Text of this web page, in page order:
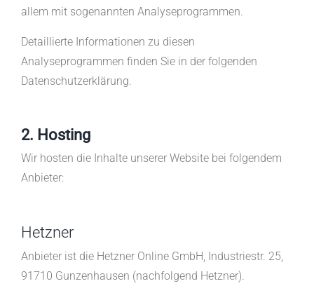
allem mit sogenannten Analyseprogrammen.
Detaillierte Informationen zu diesen
Analyseprogrammen finden Sie in der folgenden
Datenschutzerklärung.
2. Hosting
Wir hosten die Inhalte unserer Website bei folgendem
Anbieter:
Hetzner
Anbieter ist die Hetzner Online GmbH, Industriestr. 25,
91710 Gunzenhausen (nachfolgend Hetzner).